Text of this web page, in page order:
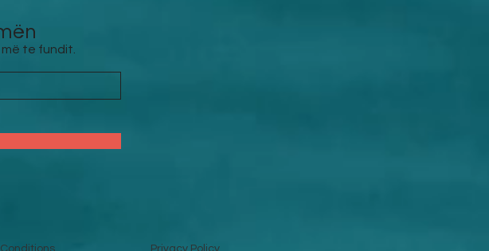
te fundit.